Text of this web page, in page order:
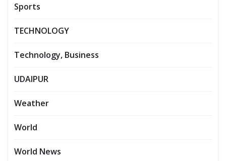
Sports
TECHNOLOGY
Technology, Business
UDAIPUR
Weather
World
World News